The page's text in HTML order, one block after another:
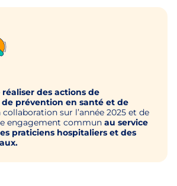
réaliser des actions de
prévention en santé et de
collaboration sur l’année 2025 et de
engagement commun au service
praticiens hospitaliers et des